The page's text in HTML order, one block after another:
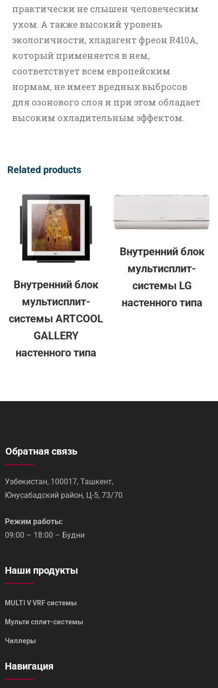
практически не слышен человеческим
ухом. А также высокий уровень
экологичности, хладагент фреон R410A,
который применяется в нем,
соответствует всем европейским
нормам, не имеет вредных выбросов
для озонового слоя и при этом обладает
высоким охладительным эффектом.
Related products
Внутренний блок
мультисплит-
системы ARTCOOL
GALLERY
настенного типа
Внутренний блок
мультисплит-
системы LG
настенного типа
Обратная связь
Узбекистан, 100017, Ташкент,
Юнусабадский район, Ц-5, 73/70
Режим работы:
09:00 – 18:00 – Будни
Наши продукты
MULTI V VRF системы
Мульти сплит-системы
Чиллеры
Навигация